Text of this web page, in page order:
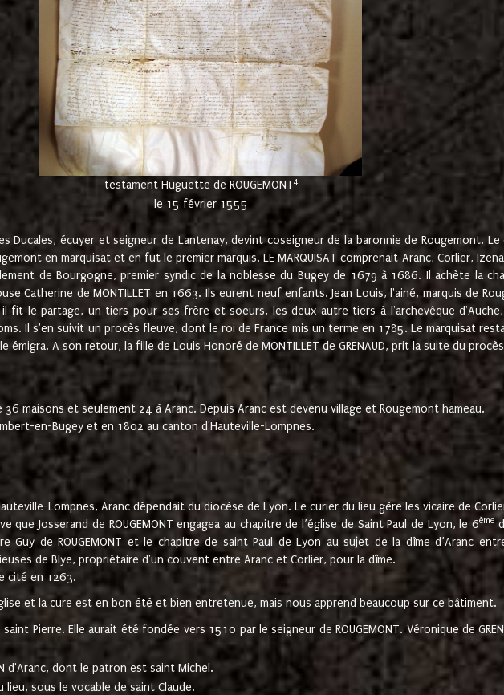
testament Huguette de ROUGEMONT4
le 15 février 1555
Ducales, écuyer et seigneur de Lantenay, devint coseigneur de la baronnie de Rougemont.
en marquisat et en fut le premier marquis. LE MARQUISAT comprenait Aranc, Corlier,
de Bourgogne, premier syndic de la noblesse du Bugey de 1679 à 1686. Il achète la
Catherine de MONTILLET en 1663. Ils eurent neuf enfants. Jean Louis, l'ainé, marquis de
fit le partage, un tiers pour ses frère et soeurs, les deux autre tiers à l'archevêque d'Auche,
Il s'en suivit un procès fleuve, dont le roi de France mis un terme en 1785. Le marquisat
émigra. A son retour, la fille de Louis Honoré de MONTILLET de GRENAUD, prit la suite du
maisons et seulement 24 à Aranc. Depuis Aranc est devenu village et Rougemont hameau.
en-Bugey et en 1802 au canton d'Hauteville-Lompnes.
Lompnes, Aranc dépendait du diocèse de Lyon. Le curier du lieu gère les vicaire de
que Josserand de ROUGEMONT engagea au chapitre de l’église de Saint Paul de Lyon, le 6ème
de ROUGEMONT et le chapitre de saint Paul de Lyon au sujet de la dîme d’Aranc
de Blye, propriétaire d'un couvent entre Aranc et Corlier, pour la dîme.
cité en 1263.
et la cure est en bon été et bien entretenue, mais nous apprend beaucoup sur ce bâtiment.
Pierre. Elle aurait été fondée vers 1510 par le seigneur de ROUGEMONT. Véronique de
d'Aranc, dont le patron est saint Michel.
lieu, sous le vocable de saint Claude.